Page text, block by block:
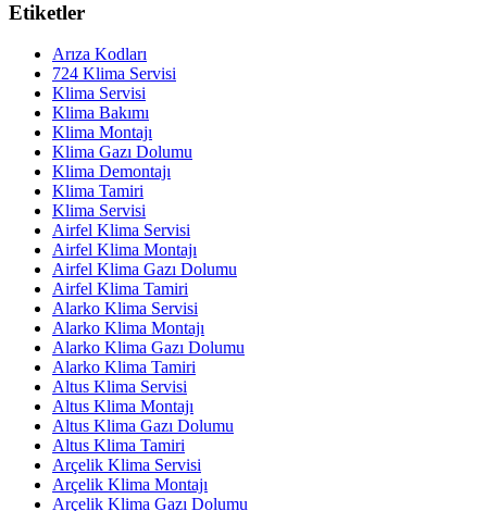
Etiketler
Arıza Kodları
724 Klima Servisi
Klima Servisi
Klima Bakımı
Klima Montajı
Klima Gazı Dolumu
Klima Demontajı
Klima Tamiri
Klima Servisi
Airfel Klima Servisi
Airfel Klima Montajı
Airfel Klima Gazı Dolumu
Airfel Klima Tamiri
Alarko Klima Servisi
Alarko Klima Montajı
Alarko Klima Gazı Dolumu
Alarko Klima Tamiri
Altus Klima Servisi
Altus Klima Montajı
Altus Klima Gazı Dolumu
Altus Klima Tamiri
Arçelik Klima Servisi
Arçelik Klima Montajı
Arçelik Klima Gazı Dolumu